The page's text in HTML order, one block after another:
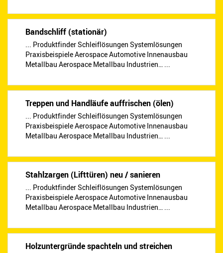
Bandschliff (stationär)
... Produktfinder Schleiflösungen Systemlösungen
Praxisbeispiele Aerospace Automotive Innenausbau
Metallbau Aerospace Metallbau Industrien… ...
Treppen und Handläufe auffrischen (ölen)
... Produktfinder Schleiflösungen Systemlösungen
Praxisbeispiele Aerospace Automotive Innenausbau
Metallbau Aerospace Metallbau Industrien… ...
Stahlzargen (Lifttüren) neu / sanieren
... Produktfinder Schleiflösungen Systemlösungen
Praxisbeispiele Aerospace Automotive Innenausbau
Metallbau Aerospace Metallbau Industrien… ...
Holzuntergründe spachteln und streichen